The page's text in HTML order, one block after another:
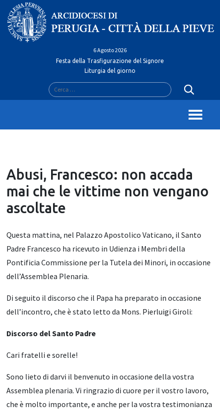
Skip
content
6 Agosto 2026
Festa della Trasfigurazione del Signore
Liturgia del giorno
Ricerca
per:
Abusi, Francesco: non accada
mai che le vittime non vengano
ascoltate
Questa mattina, nel Palazzo Apostolico Vaticano, il Santo
Padre Francesco ha ricevuto in Udienza i Membri della
Pontificia Commissione per la Tutela dei Minori, in occasione
dell’Assemblea Plenaria.
Di seguito il discorso che il Papa ha preparato in occasione
dell’incontro, che è stato letto da Mons. Pierluigi Giroli:
Discorso del Santo Padre
Cari fratelli e sorelle!
Sono lieto di darvi il benvenuto in occasione della vostra
Assemblea plenaria. Vi ringrazio di cuore per il vostro lavoro,
che è molto importante, e anche per la vostra testimonianza